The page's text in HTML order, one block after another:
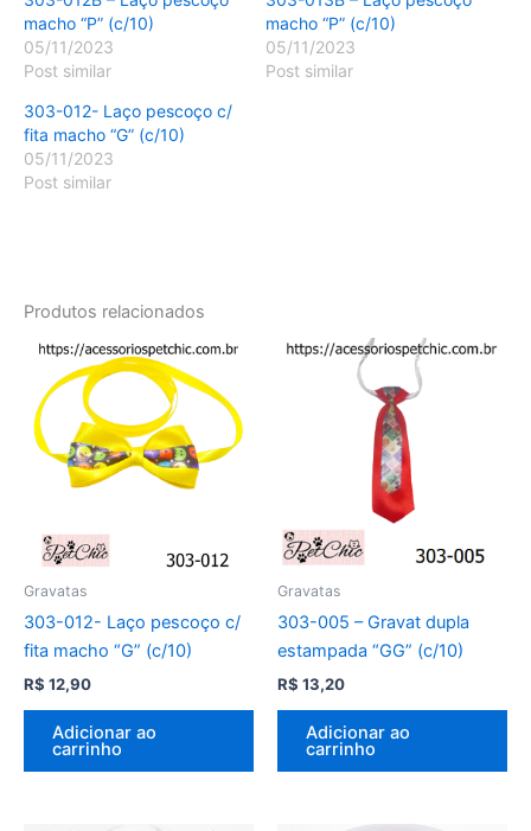
macho “P” (c/10)
05/11/2023
Post similar
macho “P” (c/10)
05/11/2023
Post similar
303-012- Laço pescoço c/
fita macho “G” (c/10)
05/11/2023
Post similar
Produtos relacionados
Gravatas
303-012- Laço pescoço c/
fita macho “G” (c/10)
R$ 12,90
Adicionar ao
carrinho
Gravatas
303-005 – Gravat dupla
estampada “GG” (c/10)
R$ 13,20
Adicionar ao
carrinho